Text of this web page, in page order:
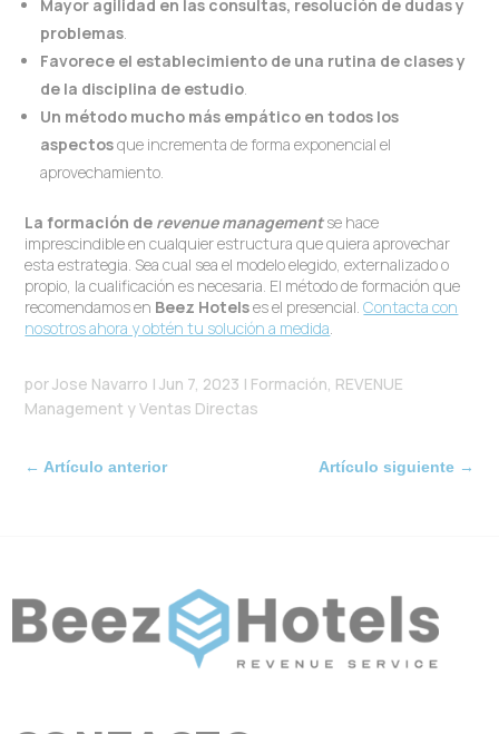
Mayor agilidad en las consultas, resolución de dudas y
problemas
Favorece el establecimiento de una rutina de clases y
de la disciplina de estudio
Un método mucho más empático en todos los
aspectosque incrementa de forma exponencial el
aprovechamiento.
La formación de revenue managementse hace
imprescindible en cualquier estructura que quiera aprovechar
esta estrategia. Sea cual sea el modelo elegido, externalizado o
propio, la cualificación es necesaria. El método de formación que
recomendamos en Beez Hotelses el presencial.Contacta con
nosotros ahora y obtén tu solución a medida
porJose Navarro |Jun 7, 2023 | Formación REVENUE
Management y Ventas Directas
← Artículo anterior Artículo siguiente→